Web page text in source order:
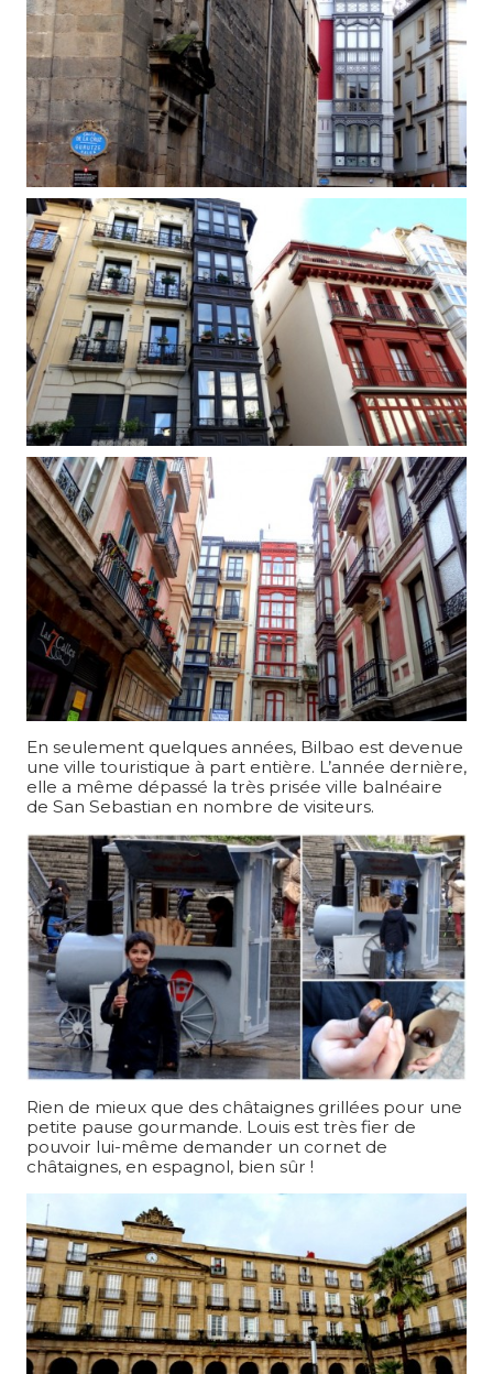
En seulement quelques années, Bilbao est devenue
une ville touristique à part entière. L’année dernière,
elle a même dépassé la très prisée ville balnéaire
de San Sebastian en nombre de visiteurs.
Rien de mieux que des châtaignes grillées pour une
petite pause gourmande. Louis est très fier de
pouvoir lui-même demander un cornet de
châtaignes, en espagnol, bien sûr !